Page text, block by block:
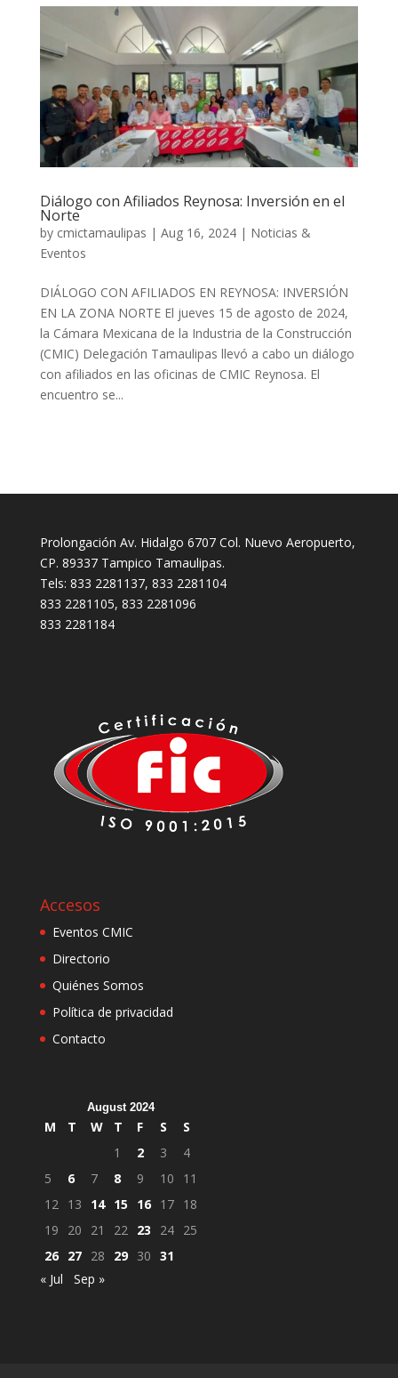
Diálogo con Afiliados Reynosa: Inversión en el
Norte
by cmictamaulipas | Aug 16, 2024| Noticias &
Eventos
DIÁLOGO CON AFILIADOS EN REYNOSA: INVERSIÓN
EN LA ZONA NORTE El jueves 15 de agosto de 2024,
la Cámara Mexicana de la Industria de la Construcción
(CMIC) Delegación Tamaulipas llevó a cabo un diálogo
con afiliados en las oficinas de CMIC Reynosa. El
encuentro se...
Prolongación Av. Hidalgo 6707 Col. Nuevo Aeropuerto,
CP. 89337 Tampico Tamaulipas.
Tels: 833 2281137, 833 2281104
833 2281105, 833 2281096
833 2281184
Accesos
Eventos CMIC
Directorio
Quiénes Somos
Política de privacidad
Contacto
August 2024
M T W T F S
S
1
2 3
4
5
6 7 8 9 10
11
12 13 14 15 16 17 18
19
20 21 22 23 24 25
26 27 28 29 30 31
« Jul
Sep »